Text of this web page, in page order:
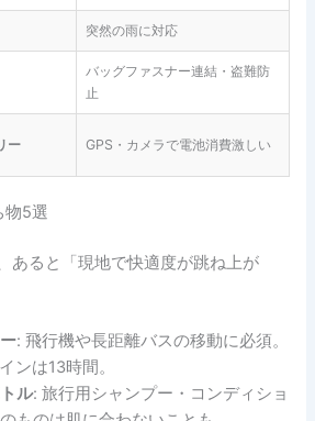
突然の雨に対応
バッグファスナー連結・盗難防
止
ー GPS・カメラで電池消費激しい
物5選
あると「現地で快適度が跳ね上が
: 飛行機や長距離バスの移動に必須。
ンは13時間。
ル: 旅行用シャンプー・コンディショ